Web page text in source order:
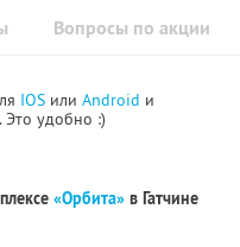
Вопросы по акции
IOS или Android и
Это удобно :)
«Орбита» в Гатчине